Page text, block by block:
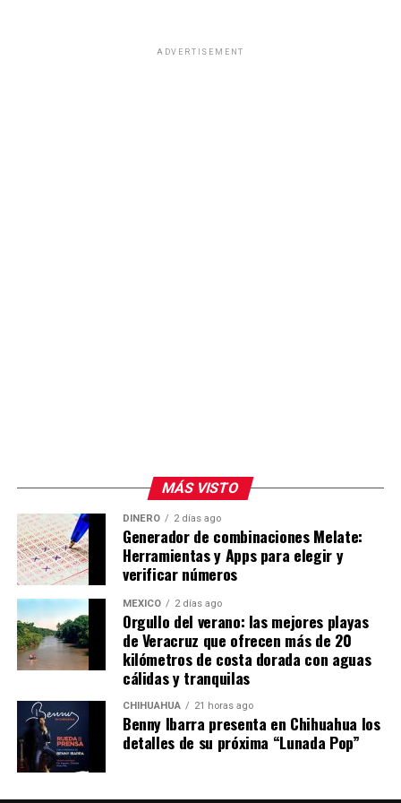
ADVERTISEMENT
MÁS VISTO
DINERO 2 días ago
Generador de combinaciones Melate:
Herramientas y Apps para elegir y
verificar números
MÉXICO 2 días ago
Orgullo del verano: las mejores playas
de Veracruz que ofrecen más de 20
kilómetros de costa dorada con aguas
cálidas y tranquilas
CHIHUAHUA 21 horas ago
Benny Ibarra presenta en Chihuahua los
detalles de su próxima “Lunada Pop”